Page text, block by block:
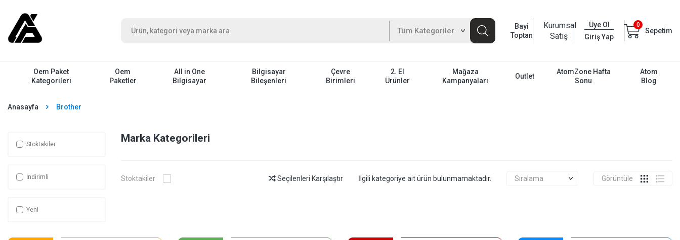
Bayi
Toptan
Kurumsal
Satış
Üye Ol
Giriş Yap
0
Sepetim
Oem Paket
Kategorileri
Oem
Paketler
All in One
Bilgisayar
Bilgisayar
Bileşenleri
Çevre
Birimleri
2. El
Ürünler
Mağaza
Kampanyaları
Outlet
AtomZone Hafta
Sonu
Atom
Blog
Anasayfa Brother
Stoktakiler
İndirimli
Yeni
Marka Kategorileri
Stoktakiler Seçilenleri Karşılaştır İlgili kategoriye ait ürün bulunmamaktadır. Görüntüle